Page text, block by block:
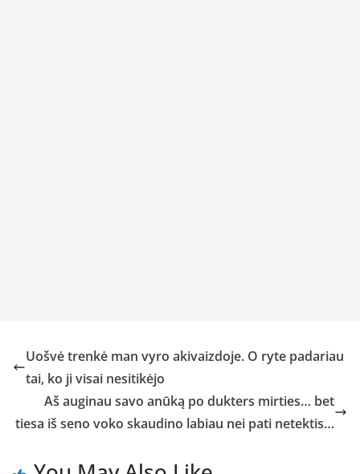
Uošvė trenkė man vyro akivaizdoje. O ryte padariau
tai, ko ji visai nesitikėjo
Aš auginau savo anūką po dukters mirties… bet
tiesa iš seno voko skaudino labiau nei pati netektis…